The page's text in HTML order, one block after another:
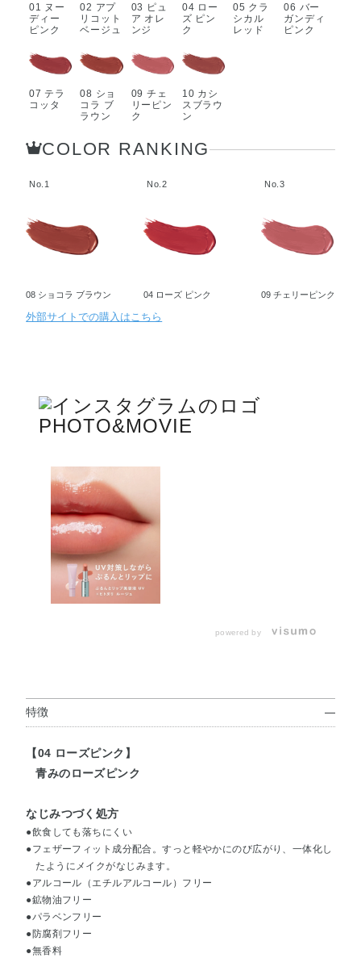
01 ヌー
ディー
ピンク
02 アプ
リコット
ベージュ
03 ピュ
ア オレ
ンジ
04 ロー
ズ ピン
ク
05 クラ
シカル
レッド
06 バー
ガンディ
ピンク
07 テラ
コッタ
08 ショ
コラ ブ
ラウン
09 チェ
リーピン
ク
10 カシ
スブラウ
ン
COLOR RANKING
No.1
08 ショコラ ブラウン
No.2
04 ローズ ピンク
No.3
09 チェリーピンク
外部サイトでの購入はこちら
PHOTO&MOVIE
powered by
特徴
【04 ローズピンク】
青みのローズピンク
なじみつづく処方
●飲食しても落ちにくい
●フェザーフィット成分配合。すっと軽やかにのび広がり、一体化し
たようにメイクがなじみます。
●アルコール（エチルアルコール）フリー
●鉱物油フリー
●パラベンフリー
●防腐剤フリー
●無香料